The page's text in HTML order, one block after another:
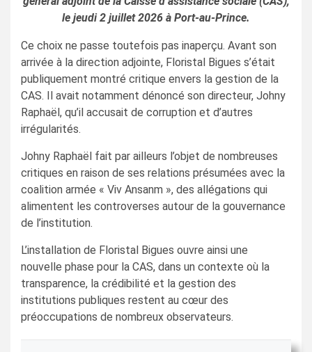
le jeudi 2 juillet 2026 à Port-au-Prince.
Ce choix ne passe toutefois pas inaperçu. Avant son
arrivée à la direction adjointe, Floristal Bigues s’était
publiquement montré critique envers la gestion de la
CAS. Il avait notamment dénoncé son directeur, Johny
Raphaël, qu’il accusait de corruption et d’autres
irrégularités.
Johny Raphaël fait par ailleurs l’objet de nombreuses
critiques en raison de ses relations présumées avec la
coalition armée « Viv Ansanm », des allégations qui
alimentent les controverses autour de la gouvernance
de l’institution.
L’installation de Floristal Bigues ouvre ainsi une
nouvelle phase pour la CAS, dans un contexte où la
transparence, la crédibilité et la gestion des
institutions publiques restent au cœur des
préoccupations de nombreux observateurs.